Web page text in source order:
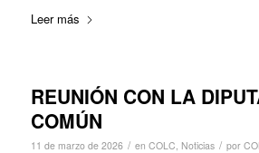
Leer más
REUNIÓN CON LA
COMÚN
11 de marzo de 2026 / en COLC, Noticias / por